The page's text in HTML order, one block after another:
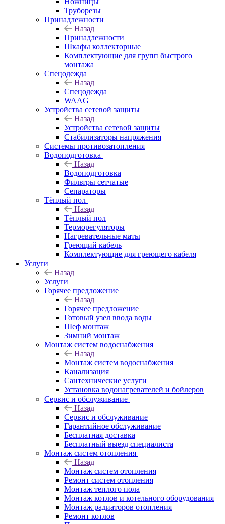
Труборезы
Принадлежности
Назад
Принадлежности
Шкафы коллекторные
Комплектующие для групп быстрого
монтажа
Спецодежда
Назад
Спецодежда
WAAG
Устройства сетевой защиты
Назад
Устройства сетевой защиты
Стабилизаторы напряжения
Системы противозатопления
Водоподготовка
Назад
Водоподготовка
Фильтры сетчатые
Сепараторы
Тёплый пол
Назад
Тёплый пол
Терморегуляторы
Нагревательные маты
Греющий кабель
Комплектующие для греющего кабеля
Услуги
Назад
Услуги
Горячее предложение
Назад
Горячее предложение
Готовый узел ввода воды
Шеф монтаж
Зимний монтаж
Монтаж систем водоснабжения
Назад
Монтаж систем водоснабжения
Канализация
Сантехнические услуги
Установка водонагревателей и бойлеров
Сервис и обслуживание
Назад
Сервис и обслуживание
Гарантийное обслуживание
Бесплатная доставка
Бесплатный выезд специалиста
Монтаж систем отопления
Назад
Монтаж систем отопления
Ремонт систем отопления
Монтаж теплого пола
Монтаж котлов и котельного оборудования
Монтаж радиаторов отопления
Ремонт котлов